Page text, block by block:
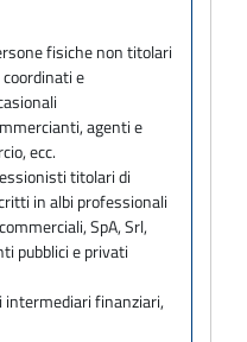
fisiche non titolari
e
agenti e
ecc.
titolari di
in albi professionali
SpA, Srl,
pubblici e privati
intermediari finanziari,